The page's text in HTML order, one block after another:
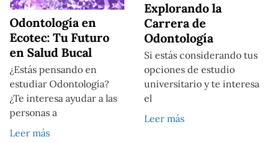
Odontología en
Ecotec: Tu Futuro
en Salud Bucal
¿Estás pensando en
estudiar Odontología?
¿Te interesa ayudar a las
personas a
Leer más
Explorando la
Carrera de
Odontología
Si estás considerando tus
opciones de estudio
universitario y te interesa
el
Leer más